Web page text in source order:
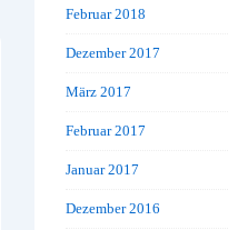
Februar 2018
Dezember 2017
März 2017
Februar 2017
Januar 2017
Dezember 2016